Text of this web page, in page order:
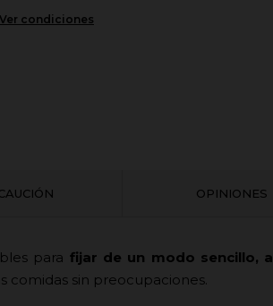
Ver condiciones
OPINIONES
para fijar de un modo sencillo,
comidas sin preocupaciones.